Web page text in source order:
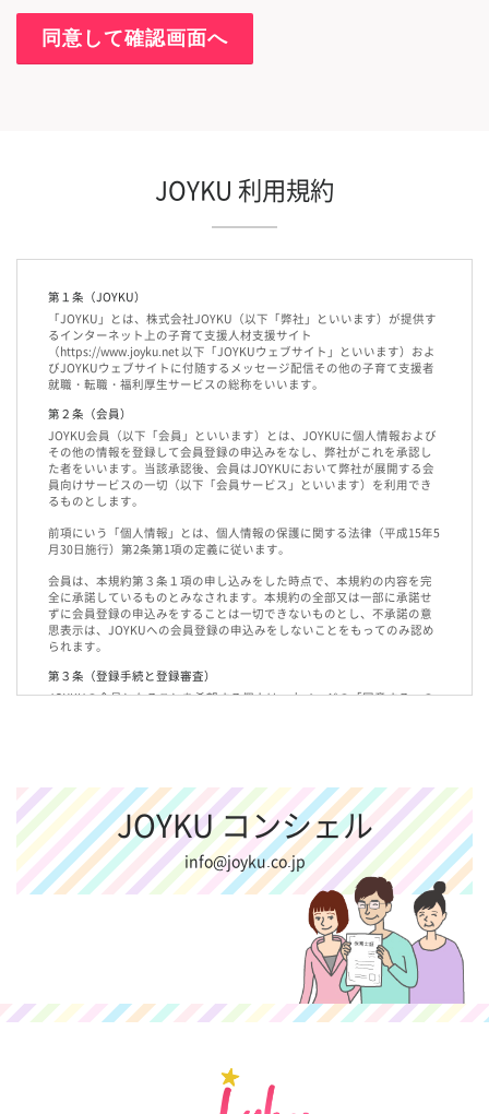
4.個人情報の第三者提供について
報の漏洩防止に必要な事項を取決め、適切な管理を実施させます。
ご提供いただいた個人情報について、開示等をご希望する場合は、上記２の個
当社に個人情報を提供されるかどうかは、お客様の任意によるものです。ただ
し、必要な項目を正しくご記入いただきませんと採用に関するご連絡等に影響
を及ぼす場合があります。
8.クッキーについて
このサイトでは、訪問者様の閲覧行動を収集・分析していますが、訪問者様の
個人情報とは結びつけていません。
以上
JOYKU 利用規約
第１条（JOYKU）
「JOYKU」とは、株式会社JOYKU（以下「弊社」といいます）が提供す
るインターネット上の子育て支援人材支援サイト
（https://www.joyku.net 以下「JOYKUウェブサイト」といいます）およ
びJOYKUウェブサイトに付随するメッセージ配信その他の子育て支援者
就職・転職・福利厚生サービスの総称をいいます。
第２条（会員）
JOYKU会員（以下「会員」といいます）とは、JOYKUに個人情報および
その他の情報を登録して会員登録の申込みをなし、弊社がこれを承認し
た者をいいます。当該承認後、会員はJOYKUにおいて弊社が展開する会
員向けサービスの一切（以下「会員サービス」といいます）を利用でき
るものとします。
前項にいう「個人情報」とは、個人情報の保護に関する法律（平成15年5
月30日施行）第2条第1項の定義に従います。
会員は、本規約第３条１項の申し込みをした時点で、本規約の内容を完
全に承諾しているものとみなされます。本規約の全部又は一部に承諾せ
ずに会員登録の申込みをすることは一切できないものとし、不承諾の意
思表示は、JOYKUへの会員登録の申込みをしないことをもってのみ認め
られます。
第３条（登録手続と登録審査）
JOYKUの会員となることを希望する個人は、本ページの「同意する」の
弊社は、会員登録を申し込んだ個人が会員として不適当と判断した場合
には、その登録を拒否することができ、弊社はこれについて一切の責任
を負わず、また登録を拒否する理由を申込者に説明する義務も負いませ
ん。また、申込者はこれらにつき異議を申し立てないものとします。
前各項に掲げる内容から発生する一切の損害について、弊社は何らの責
任も負わないものとします。
弊社は、会員に対し、ＩＤ及びパスワードを発行し、付与します。
会員は、自己のＩＤ及びパスワードの使用及び管理について、一切の責
任を負担するものとします。会員は、ＩＤ及びパスワードを第三者に使
用されたことにより発生する一切の損害、および会員自身の使用上の過
誤により発生する一切の損害につき、会員に使用もしくは管理上の帰責
会員は、理由の如何を問わず、ＩＤ及びパスワードを第三者に使用さ
せ、あるいは譲渡、貸与、名義変更、売買、担保設定等をすることはで
JOYKU コンシェル
info@joyku.co.jp